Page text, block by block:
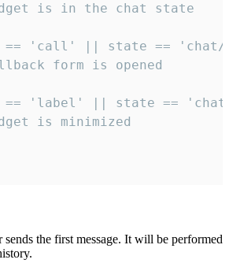
is in the chat state
== 'call' || state ==
form is opened
== 'label' || state ==
is minimized
the first message. It will be performed